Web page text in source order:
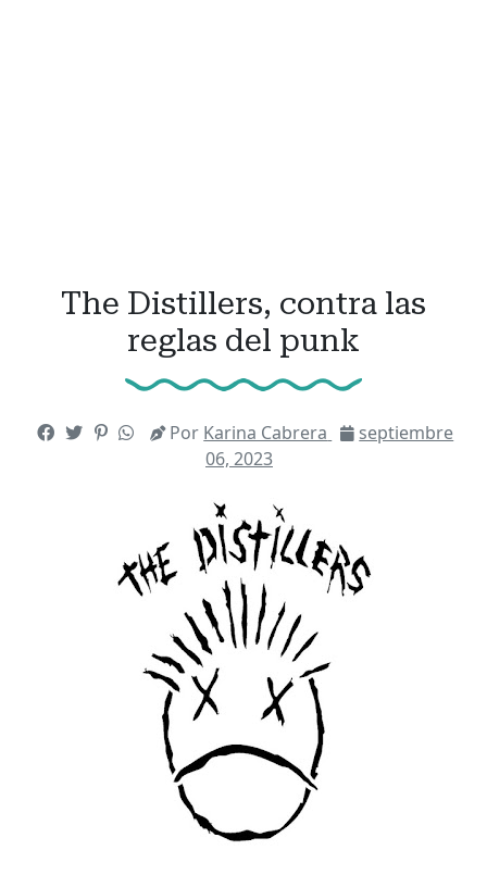
The Distillers, contra las
reglas del punk
Por Karina Cabrera
septiembre
06, 2023